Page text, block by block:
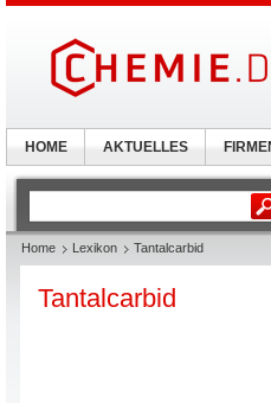
Home Lexikon Tantalcarbid
Tantalcarbid
HOME AKTUELLES